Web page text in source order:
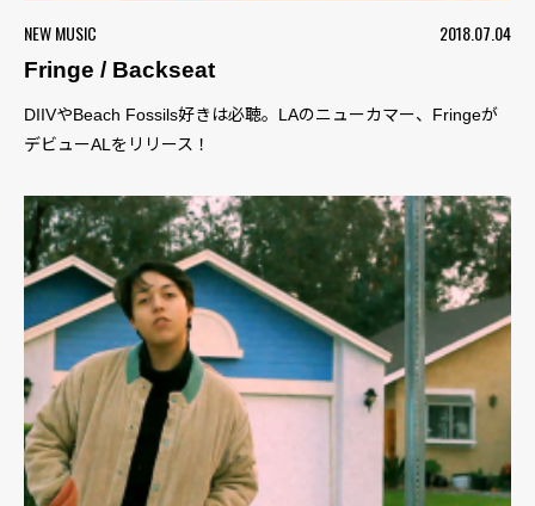
NEW MUSIC
2018.07.04
Fringe / Backseat
DIIVやBeach Fossils好きは必聴。LAのニューカマー、Fringeが
デビューALをリリース！